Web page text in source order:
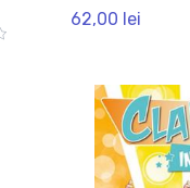
62,00 lei